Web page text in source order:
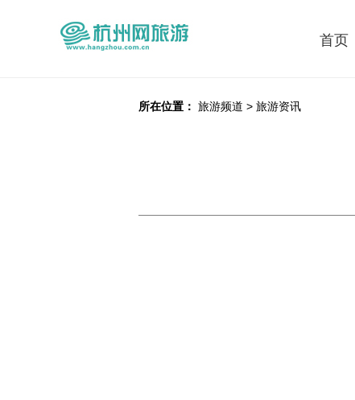
首页
所在位置： 旅游频道 > 旅游资讯